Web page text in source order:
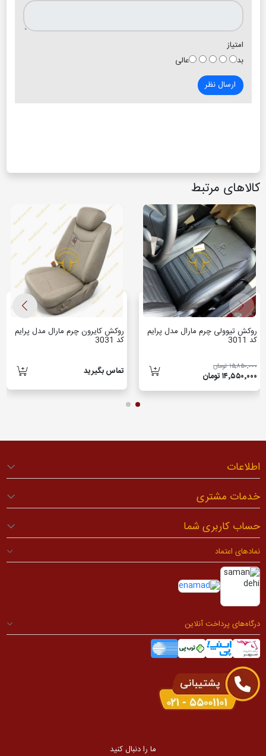
امتیاز
بد
عالی
ارسال نظر
کالاهای مرتبط
روکش تیوولی چرم مارال مدل پرایم
کد 3011
۱۵٬۸۵۰٬۰۰۰ تومان
۱۴٬۵۵۰٬۰۰۰ تومان
روکش کایرون چرم مارال مدل پرایم
کد 3031
تماس بگیرید
اطلاعات
خدمات مشتری
حساب کاربری شما
نمادهای اعتماد
درگاه‌های پرداخت آنلاین
ما را دنبال کنید